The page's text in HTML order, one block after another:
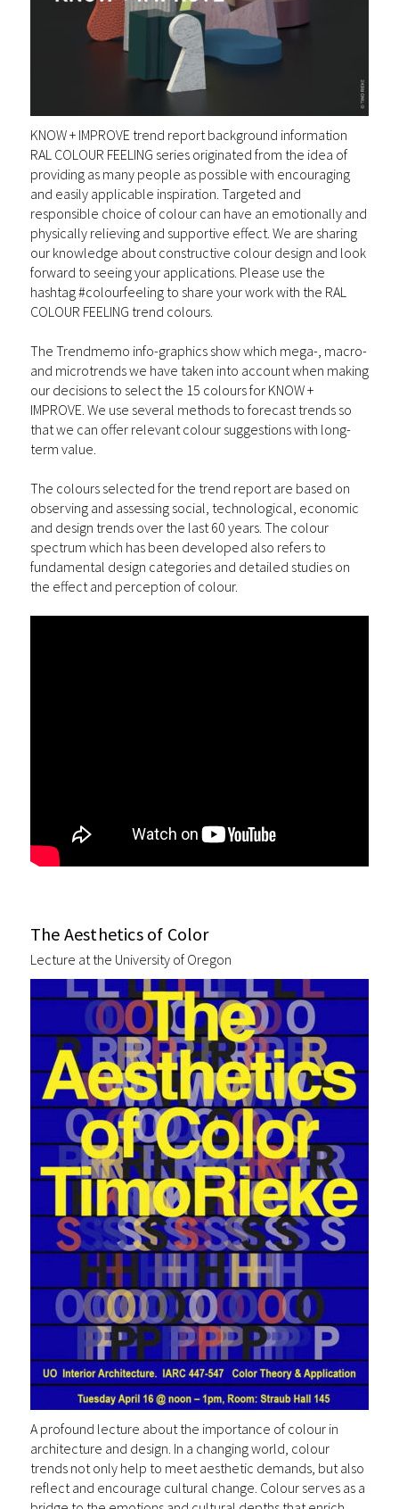
KNOW + IMPROVE trend report background information
RAL COLOUR FEELING series originated from the idea of
providing as many people as possible with encouraging
and easily applicable inspiration. Targeted and
responsible choice of colour can have an emotionally and
physically relieving and supportive effect. We are sharing
our knowledge about constructive colour design and look
forward to seeing your applications. Please use the
hashtag #colourfeeling to share your work with the RAL
COLOUR FEELING trend colours.
The Trendmemo info-graphics show which mega-, macro-
and microtrends we have taken into account when making
our decisions to select the 15 colours for KNOW +
IMPROVE. We use several methods to forecast trends so
that we can offer relevant colour suggestions with long-
term value.
The colours selected for the trend report are based on
observing and assessing social, technological, economic
and design trends over the last 60 years. The colour
spectrum which has been developed also refers to
fundamental design categories and detailed studies on
the effect and perception of colour.
The Aesthetics of Color
Lecture at the University of Oregon
A profound lecture about the importance of colour in
architecture and design. In a changing world, colour
trends not only help to meet aesthetic demands, but also
reflect and encourage cultural change. Colour serves as a